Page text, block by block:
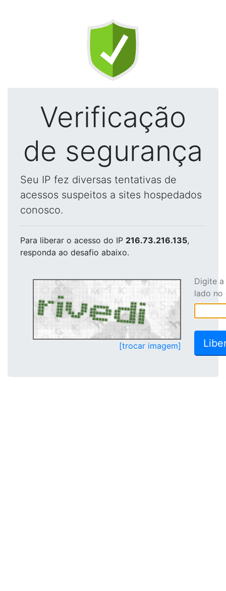
Verificação
de segurança
Seu IP fez diversas tentativas de
acessos suspeitos a sites hospedados
conosco.
Para liberar o acesso do IP 216.73.216.135,
responda ao desafio abaixo.
[trocar imagem]
Digite
lado no